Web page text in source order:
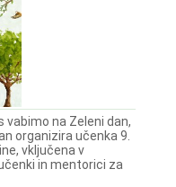
vabimo na Zeleni dan,
organizira učenka 9.
vključena v
in mentorici za